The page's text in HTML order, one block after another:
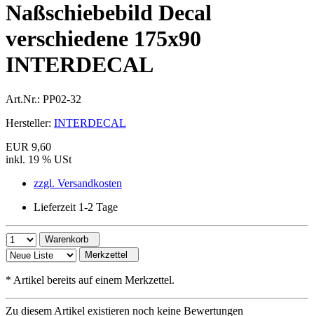
Naßschiebebild Decal
verschiedene 175x90
INTERDECAL
Art.Nr.: PP02-32
Hersteller: INTERDECAL
EUR 9,60
inkl. 19 % USt
zzgl. Versandkosten
Lieferzeit 1-2 Tage
Warenkorb
Merkzettel
* Artikel bereits auf einem Merkzettel.
Zu diesem Artikel existieren noch keine Bewertungen